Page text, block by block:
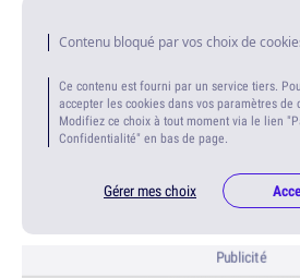
Contenu bloqué par vos choix de
Ce contenu est fourni par un service tiers.
accepter les cookies dans vos paramètres de
Modifiez ce choix à tout moment via le lien
Confidentialité" en bas de page.
Gérer mes choix
Publicité